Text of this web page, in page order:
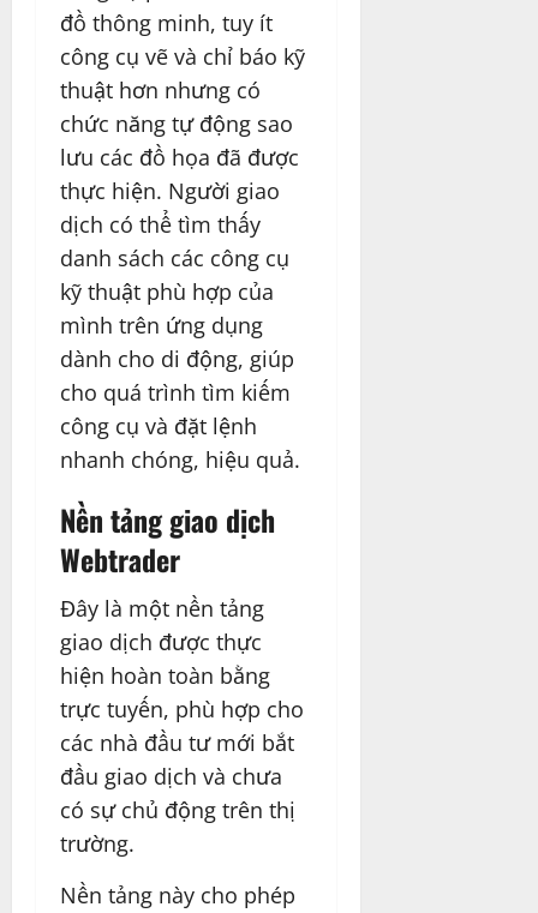
đồ thông minh, tuy ít
công cụ vẽ và chỉ báo kỹ
thuật hơn nhưng có
chức năng tự động sao
lưu các đồ họa đã được
thực hiện. Người giao
dịch có thể tìm thấy
danh sách các công cụ
kỹ thuật phù hợp của
mình trên ứng dụng
dành cho di động, giúp
cho quá trình tìm kiếm
công cụ và đặt lệnh
nhanh chóng, hiệu quả.
Nền tảng giao dịch
Webtrader
Đây là một nền tảng
giao dịch được thực
hiện hoàn toàn bằng
trực tuyến, phù hợp cho
các nhà đầu tư mới bắt
đầu giao dịch và chưa
có sự chủ động trên thị
trường.
Nền tảng này cho phép